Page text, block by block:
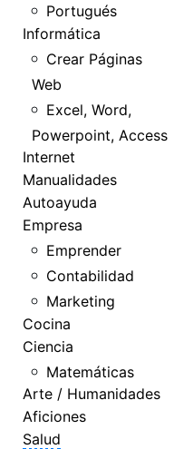
Portugués
Informática
Crear Páginas
Web
Excel, Word,
Powerpoint, Access
Internet
Manualidades
Autoayuda
Empresa
Emprender
Contabilidad
Marketing
Cocina
Ciencia
Matemáticas
Arte / Humanidades
Aficiones
Salud